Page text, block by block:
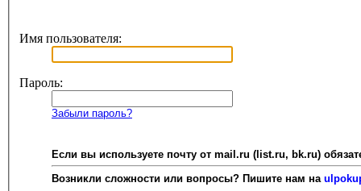
Имя пользователя:
Пароль:
Забыли пароль?
Если вы используете почту от mail.ru (list.ru, bk.ru)
Возникли сложности или вопросы? Пишите нам на